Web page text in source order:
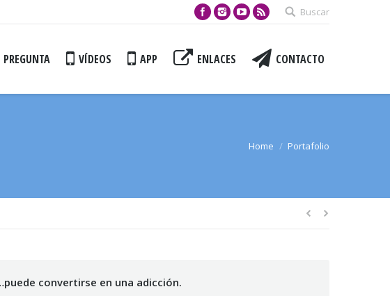
Buscar
PREGUNTA VÍDEOS APP ENLACES CONTACTO
Home Portafolio
convertirse en una adicción.